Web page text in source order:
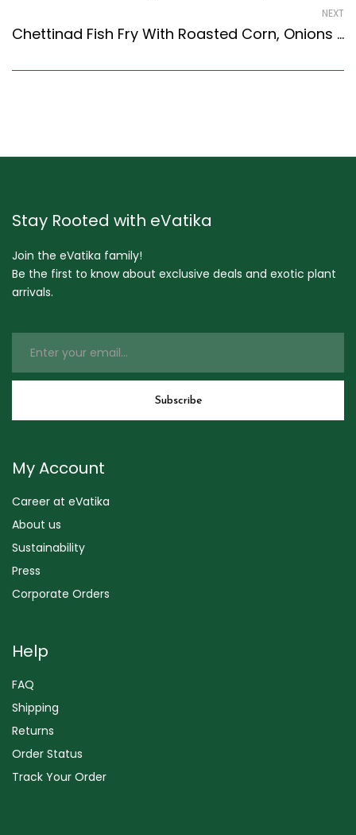
NEXT
Chettinad Fish Fry With Roasted Corn, Onions And Carrots With French Beans Recipe
Stay Rooted with eVatika
Join the eVatika family!
Be the first to know about exclusive deals and exotic plant
arrivals.
My Account
Career at eVatika
About us
Sustainability
Press
Corporate Orders
Help
FAQ
Shipping
Returns
Order Status
Track Your Order